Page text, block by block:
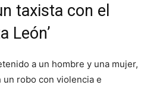
taxista con el
León’
a un hombre y una mujer,
robo con violencia e